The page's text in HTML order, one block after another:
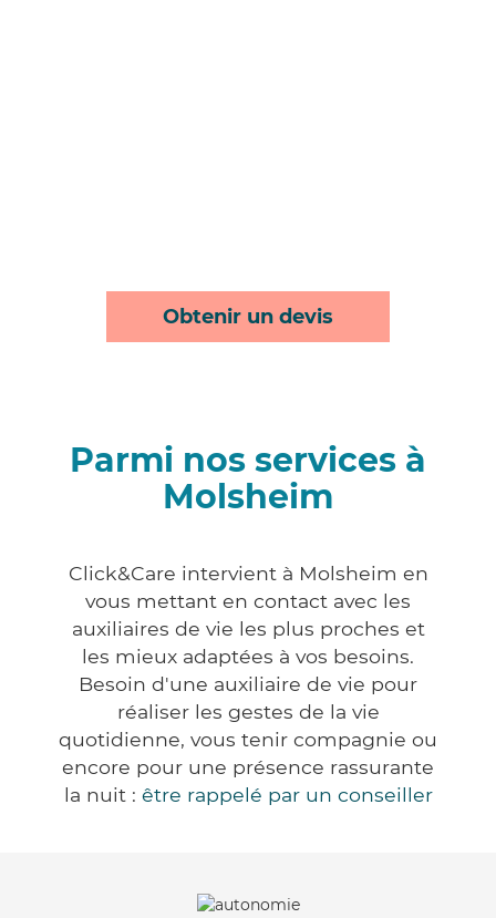
Obtenir un devis
Parmi nos services à
Molsheim
Click&Care intervient à Molsheim en
vous mettant en contact avec les
auxiliaires de vie les plus proches et
les mieux adaptées à vos besoins.
Besoin d'une auxiliaire de vie pour
réaliser les gestes de la vie
quotidienne, vous tenir compagnie ou
encore pour une présence rassurante
la nuit : être rappelé par un conseiller